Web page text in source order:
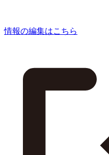
情報の編集はこちら